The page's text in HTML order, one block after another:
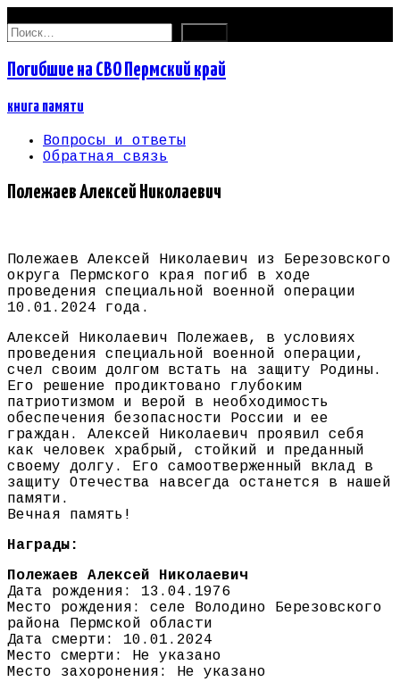
Найти:
Погибшие на СВО Пермский край
книга памяти
Вопросы и ответы
Обратная связь
Полежаев Алексей Николаевич
Полежаев Алексей Николаевич из Березовского
округа Пермского края погиб в ходе
проведения специальной военной операции
10.01.2024 года.
Алексей Николаевич Полежаев, в условиях
проведения специальной военной операции,
счел своим долгом встать на защиту Родины.
Его решение продиктовано глубоким
патриотизмом и верой в необходимость
обеспечения безопасности России и ее
граждан. Алексей Николаевич проявил себя
как человек храбрый, стойкий и преданный
своему долгу. Его самоотверженный вклад в
защиту Отечества навсегда останется в нашей
памяти.
Вечная память!
Награды:
Полежаев Алексей Николаевич
Дата рождения: 13.04.1976
Место рождения: селе Володино Березовского
района Пермской области
Дата смерти: 10.01.2024
Место смерти: Не указано
Место захоронения: Не указано